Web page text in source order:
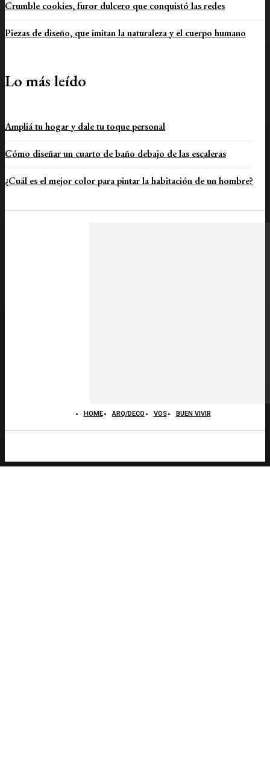
Crumble cookies, furor dulcero que conquistó las redes
Piezas de diseño, que imitan la naturaleza y el cuerpo humano
Lo más leído
Ampliá tu hogar y dale tu toque personal
Cómo diseñar un cuarto de baño debajo de las escaleras
¿Cuál es el mejor color para pintar la habitación de un hombre?
HOME ARQ/DECO VOS BUEN VIVIR